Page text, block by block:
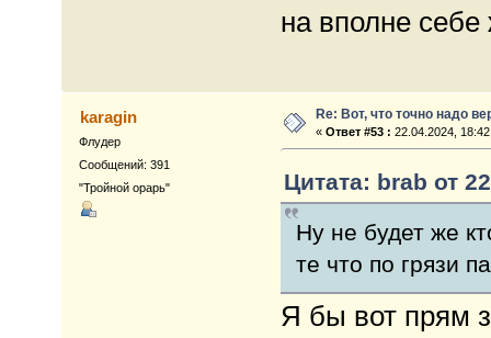
на вполне себе
karagin
Флудер
Сообщений: 391
"Тройной орарь"
Re: Вот, что точно надо
«Ответ #53 : 22.04.2024,
Цитата: brab от
Ну не будет же
те что по грязи
Я бы вот прям